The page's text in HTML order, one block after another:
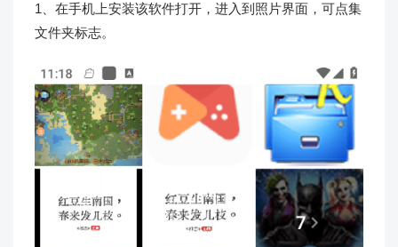
1、在手机上安装该软件打开，进入到照片界面，可点集
文件夹标志。